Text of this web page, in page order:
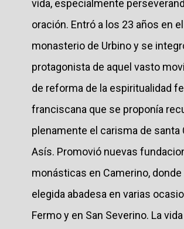
vida, especialmente
oración. Entró a los 23 años en el
monasterio de Urbino y se
protagonista de aquel vasto
de reforma de la espiritualidad
franciscana que se proponía
plenamente el carisma de santa
Asís. Promovió nuevas
monásticas en Camerino,
elegida abadesa en varias
Fermo y en San Severino. La